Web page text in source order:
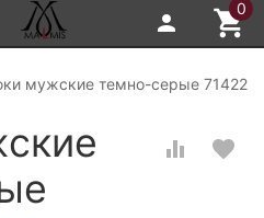
0
мужские темно-серые 71422